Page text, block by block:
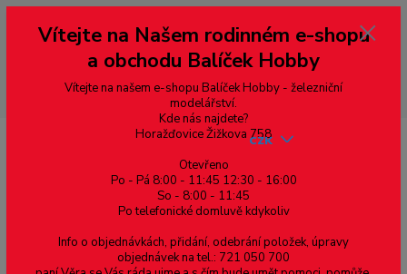
--- pro zákazníky ze Slovenska a jiných zemí, pokud chcete platit v eurech
přepněte si e-shop na euro 💶 pro přepočet měny - pravý horní roh ---
dobírky – pokud si z nějakého důvodu zásilku nevyzvednete, bude po
domluvě zaslána znovu s opětovnou platbou za poštovné, v opačném
případě bude zrušena a účet přidán na blacklist a rušeny následující
objednávky.
CZK
Vítejte na Našem rodinném e-shopu
a obchodu Balíček Hobby
Vítejte na našem e-shopu Balíček Hobby - železniční
modelářství.
Kde nás najdete?
Horažďovice Žižkova 758
Otevřeno
Po - Pá 8:00 - 11:45 12:30 - 16:00
So - 8:00 - 11:45
Po telefonické domluvě kdykoliv
Info o objednávkách, přidání, odebrání položek, úpravy
objednávek na tel.: 721 050 700